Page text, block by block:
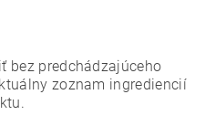
bez predchádzajúceho
zoznam ingrediencií